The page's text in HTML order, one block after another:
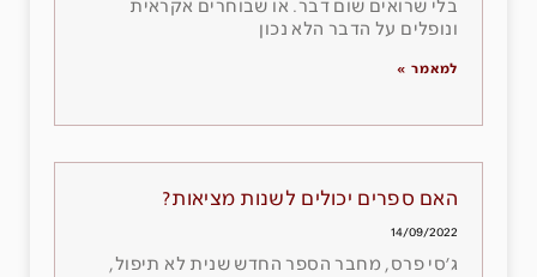
בלי שרואים שום דבר. או שבוחרים אקראית
ונופלים על הדבר הלא נכון
למאמר »
האם ספרים יכולים לשנות מציאות?
14/09/2022
ג׳סי פרס, מחבר הספר החדש שנית לא תיפול,